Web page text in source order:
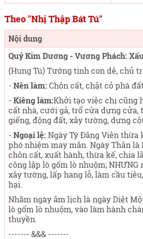
Theo "Nhị Thập Bát Tú"
Nội dung
Quỷ Kim Dương - Vương Phách:
(Hung Tú) Tướng tinh con dê, chủ
- Nên làm: Chôn cất, chặt cỏ phá
- Kiêng làm:Khởi tạo việc chi cũng
cất nhà, cưới gả, trổ cửa dựng cửa,
giếng, động đất, xây tường, dựng
- Ngoại lệ: Ngày Tý Đăng Viên thừa
phó nhiệm may mắn. Ngày Thân là
chôn cất, xuất hành, thừa kế, chia
công lập lò gốm lò nhuộm;
xây tường, lấp hang lỗ, làm cầu
hại.
Nhằm ngày âm lịch là ngày Diệt
lò gốm lò nhuộm, vào làm hành
thuyền.
------- &&& -------